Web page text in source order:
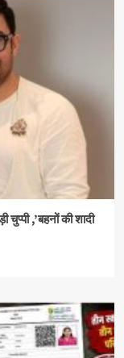
चुप्पी ,’बहनों की शादी